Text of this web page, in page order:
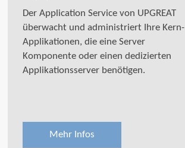
Der Application Service von UPGREAT
überwacht und administriert Ihre Kern-
Applikationen, die eine Server
Komponente oder einen dedizierten
Applikationsserver benötigen.
Mehr Infos